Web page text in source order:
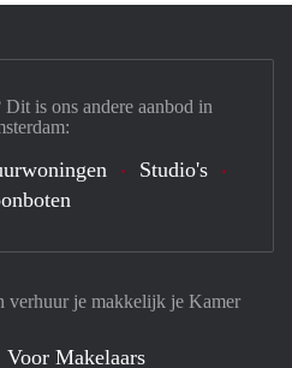
verhuur je makkelijk je Kamer
Voor Makelaars
is ons andere aanbod in
Studio's